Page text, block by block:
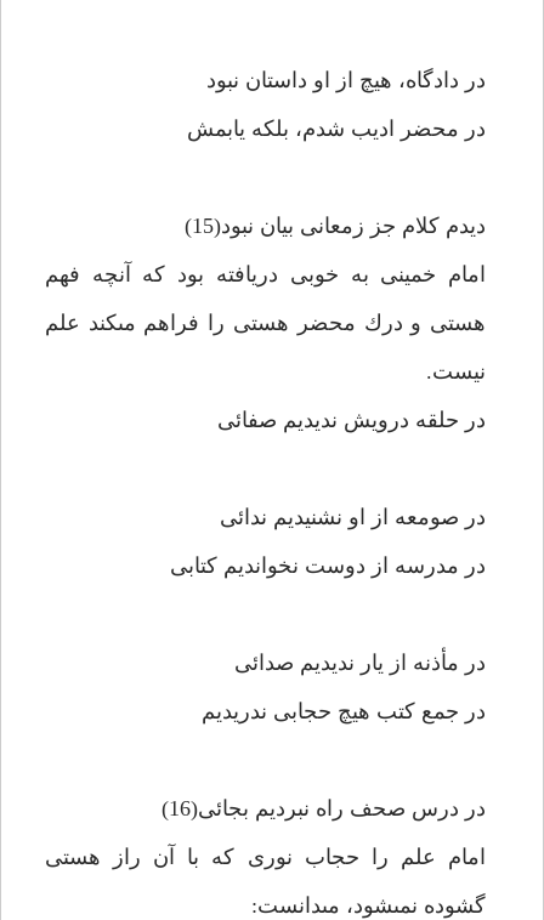
در دادگاه، هيچ از او داستان نبود
در محضر اديب شدم، بلكه يابمش‏
ديدم كلام جز زمعانى بيان نبود(15)
امام خمينى به خوبى دريافته بود كه آنچه فهم
هستى و درك محضر هستى را فراهم مى‏كند علم
نيست.
در حلقه درويش نديديم صفائى‏
در صومعه از او نشنيديم ندائى‏
در مدرسه از دوست نخوانديم كتابى‏
در مأذنه از يار نديديم صدائى‏
در جمع كتب هيچ حجابى ندريديم‏
در درس صحف راه نبرديم بجائى(16)
امام علم را حجاب نورى كه با آن راز هستى
گشوده نمى‏شود، مى‏دانست: